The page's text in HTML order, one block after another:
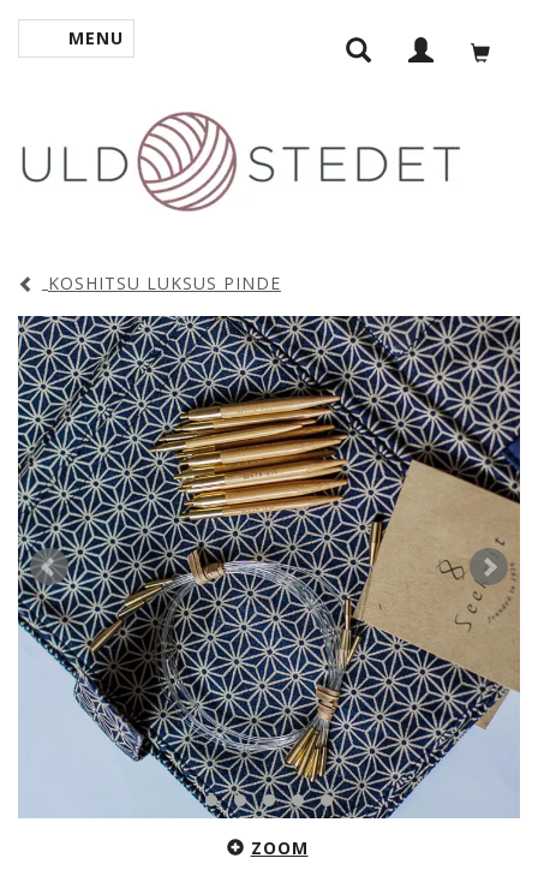
SKIFTE NAVIGATION
MENU
KOSHITSU LUKSUS PINDE
ZOOM